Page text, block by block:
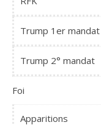
Trump 1er mandat
Trump 2° mandat
Foi
Apparitions